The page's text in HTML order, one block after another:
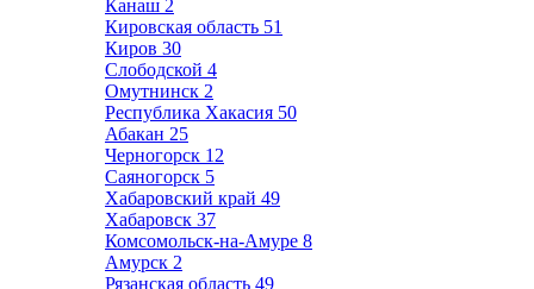
Канаш 2
Кировская область 51
Киров 30
Слободской 4
Омутнинск 2
Республика Хакасия 50
Абакан 25
Черногорск 12
Саяногорск 5
Хабаровский край 49
Хабаровск 37
Комсомольск-на-Амуре 8
Амурск 2
Рязанская область 49